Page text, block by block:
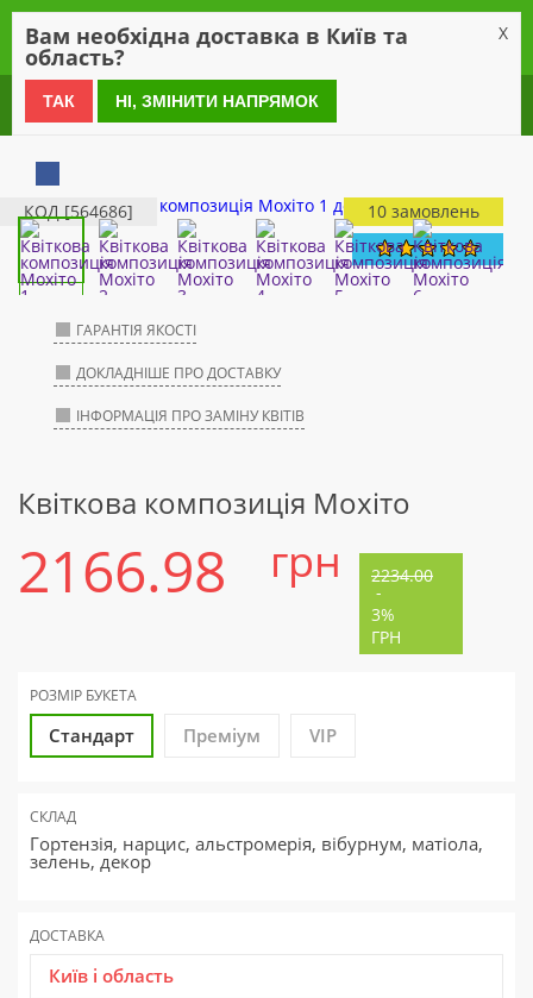
0 800 21 54 55
КОД [564686] 10 замовлень
ГАРАНТІЯ ЯКОСТІ
ДОКЛАДНІШЕ ПРО ДОСТАВКУ
ІНФОРМАЦІЯ ПРО ЗАМІНУ КВІТІВ
Квіткова композиція Мохіто
2166.98 грн 2234.00
-
3%
ГРН
РОЗМІР БУКЕТА
Стандарт Преміум VIP
СКЛАД
Гортензія, нарцис, альстромерія, вібурнум, матіола,
зелень, декор
ДОСТАВКА
Київ і область
Вам необхідна доставка в Київ та
область?
X
ТАК НІ, ЗМІНИТИ НАПРЯМОК